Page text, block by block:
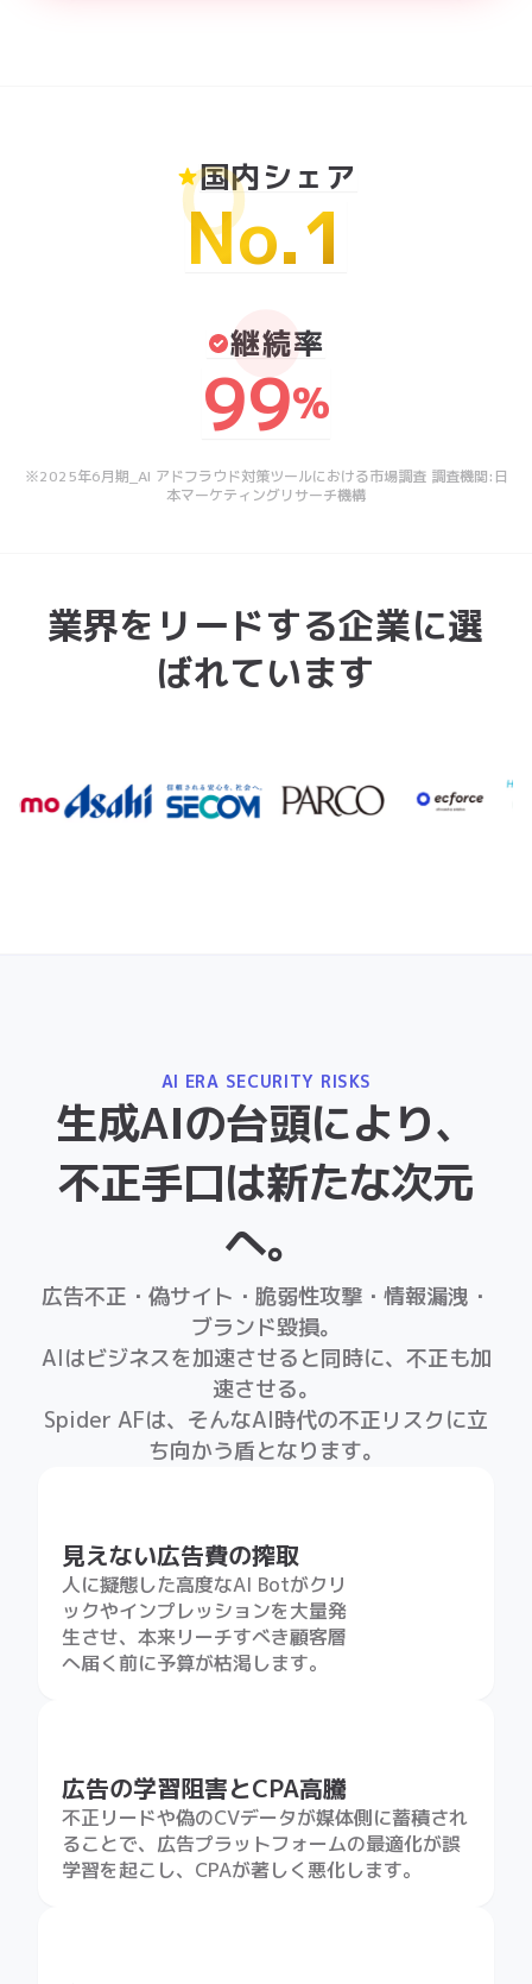
99%
業界をリードする企業に選
ばれています
広告不正・偽サイト・脆弱性攻撃・情報漏洩・
ブランド毀損。
AIはビジネスを加速させると同時に、不正も加
速させる。
ち向かう盾となります。
見えない広告費の搾取
人に擬態した高度なAI Botがクリ
ックやインプレッションを大量発
生させ、本来リーチすべき顧客層
へ届く前に予算が枯渇します。
広告の学習阻害とCPA高騰
不正リードや偽のCVデータが媒体側に蓄積され
ることで、広告プラットフォームの最適化が誤
学習を起こし、CPAが著しく悪化します。
脆弱性を突いた情報漏洩
放置されたサードパーティスクリ
プト（タグ）の脆弱性を狙う自動
攻撃が増加しており、意図せぬ顧